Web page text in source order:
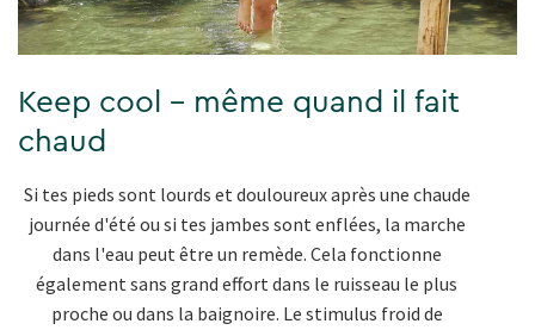
Keep cool - même quand il fait
chaud
Si tes pieds sont lourds et douloureux après une chaude
journée d'été ou si tes jambes sont enflées, la marche
dans l'eau peut être un remède. Cela fonctionne
également sans grand effort dans le ruisseau le plus
proche ou dans la baignoire. Le stimulus froid de